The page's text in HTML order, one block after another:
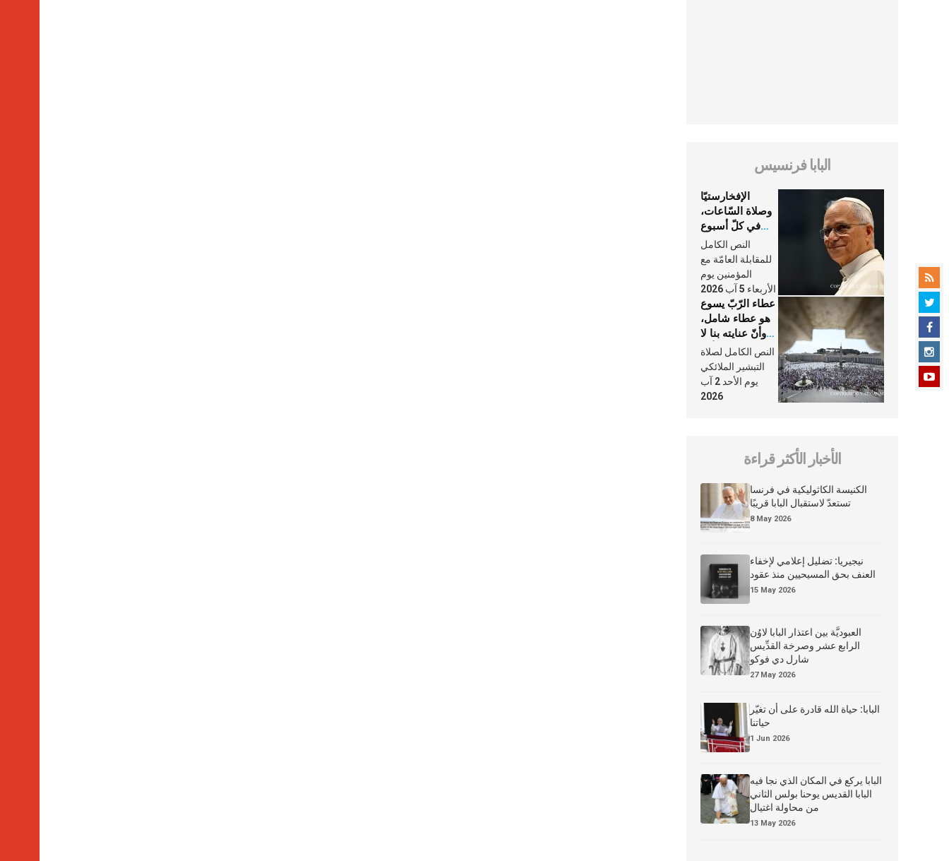
البابا فرنسيس
الإفخارستيّا
وصلاة السّاعات،
في كلّ أسبوع
وكلّ يوم، هما
النَّفَس في حياة
الكنيسة
النص الكامل
للمقابلة العامّة مع
المؤمنين يوم
الأربعاء 5 آب 2026
عطاء الرّبّ يسوع
هو عطاء شامل،
وأنّ عنايته بنا لا
تغيب عنّا أبدًا
النص الكامل لصلاة
التبشير الملائكي
يوم الأحد 2 آب
2026
الأخبار الأكثر قراءة
الكنيسة الكاثوليكية في فرنسا
تستعدّ لاستقبال البابا قريبًا
8 May 2026
نيجيريا: تضليل إعلامي لإخفاء
العنف بحق المسيحيين منذ عقود
15 May 2026
العبوديَّة بين اعتذار البابا لاوُن
الرابع عشر وصرخة القدِّيس
شارل دي فوكو
27 May 2026
البابا: حياة الله قادرة على أن تغيّر
حياتنا
1 Jun 2026
البابا يركع في المكان الذي نجا فيه
البابا القديس يوحنا بولس الثاني
من محاولة اغتيال
13 May 2026